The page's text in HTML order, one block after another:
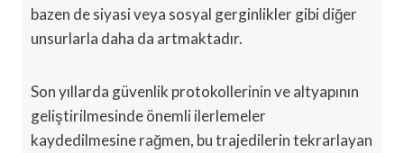
bazen de siyasi veya sosyal gerginlikler gibi diğer
unsurlarla daha da artmaktadır.
Son yıllarda güvenlik protokollerinin ve altyapının
geliştirilmesinde önemli ilerlemeler
kaydedilmesine rağmen, bu trajedilerin tekrarlayan